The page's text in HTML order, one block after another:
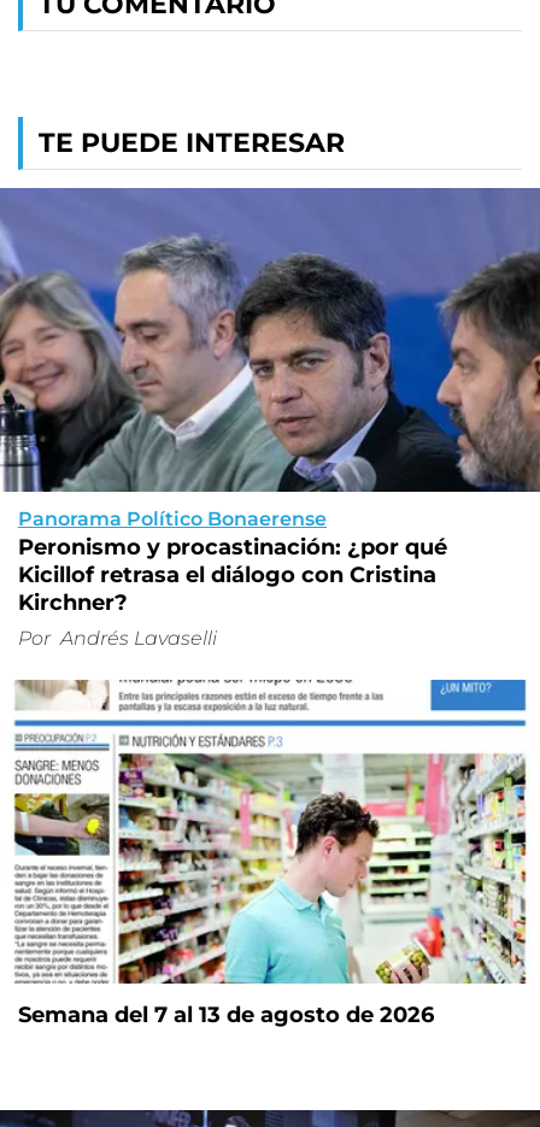
TE PUEDE INTERESAR
Panorama Político Bonaerense
Peronismo y procastinación: ¿por qué
Kicillof retrasa el diálogo con Cristina
Kirchner?
Por Andrés Lavaselli
Semana del 7 al 13 de agosto de 2026